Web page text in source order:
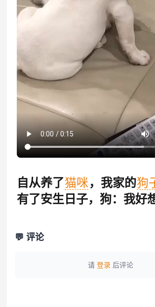
自从养了猫咪 ，我家的狗
有了安生日子，狗：我好
💬 评论
请 登录 后评论